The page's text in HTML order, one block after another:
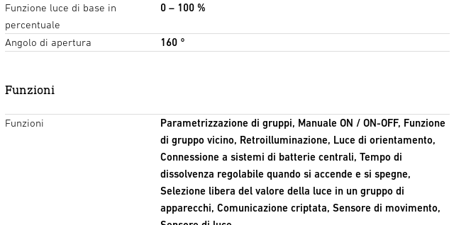
Funzione luce di base in
percentuale
0 – 100 %
Angolo di apertura 160 °
Funzioni
Funzioni
Parametrizzazione di gruppi, Manuale ON / ON-OFF, Funzione
di gruppo vicino, Retroilluminazione, Luce di orientamento,
Connessione a sistemi di batterie centrali, Tempo di
dissolvenza regolabile quando si accende e si spegne,
Selezione libera del valore della luce in un gruppo di
apparecchi, Comunicazione criptata, Sensore di movimento,